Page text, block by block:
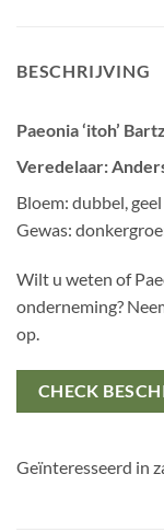
BESCHRIJVING
Paeonia ‘itoh’
Veredelaar:
Bloem: dubbel,
Gewas:
Wilt u weten of
onderneming?
op.
CHECK
Geïnteresseerd in